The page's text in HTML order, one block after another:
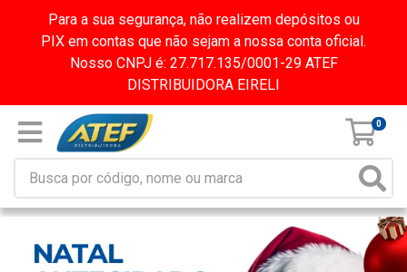
Para a sua segurança, não realizem depósitos ou
PIX em contas que não sejam a nossa conta oficial.
Nosso CNPJ é: 27.717.135/0001-29 ATEF
DISTRIBUIDORA EIRELI
0